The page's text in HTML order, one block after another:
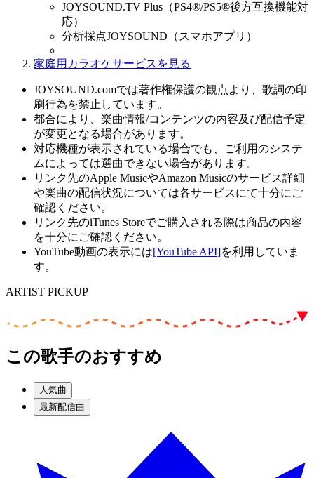
JOYSOUND.TV Plus（PS4®/PS5®後方互換機能対
応）
分析採点JOYSOUND（スマホアプリ）
家庭用カラオケサービスを見る
JOYSOUND.comでは著作権保護の観点より、歌詞の印
刷行為を禁止しています。
都合により、楽曲情報/コンテンツの内容及び配信予定
が変更となる場合があります。
対応機種が表示されている場合でも、ご利用のシステ
ムによっては選曲できない場合があります。
リンク先のApple MusicやAmazon Musicのサービス詳細
や楽曲の配信状況については各サービスにて十分にご
確認ください。
リンク先のiTunes Storeでご購入される際は商品の内容
を十分にご確認ください。
YouTube動画の表示には[YouTube API]を利用していま
す。
ARTIST PICKUP
この歌手のおすすめ
人気曲
最新配信曲